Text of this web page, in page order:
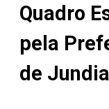
Quadro
pela
de